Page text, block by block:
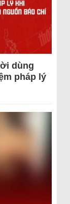
dùng
pháp lý